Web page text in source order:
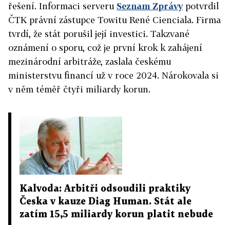
řešení. Informaci serveru Seznam Zprávypotvrdil
ČTK právní zástupce Towitu René Cienciala. Firma
tvrdí, že stát porušil její investici. Takzvané
oznámení o sporu, což je první krok k zahájení
mezinárodní arbitráže, zaslala českému
ministerstvu financí už v roce 2024. Nárokovala si
v něm téměř čtyři miliardy korun.
Kalvoda: Arbitři odsoudili praktiky
Česka v kauze Diag Human. Stát ale
zatím 15,5 miliardy korun platit nebude